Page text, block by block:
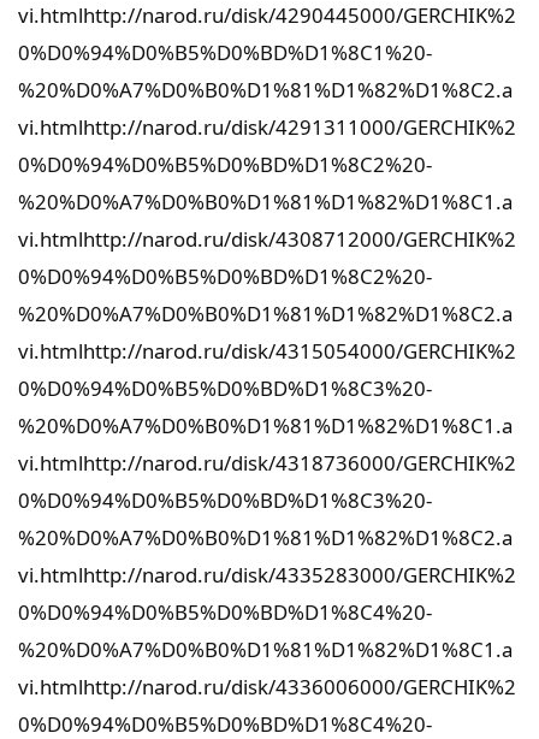
vi.htmlhttp://narod.ru/disk/4290445000/GERCHIK%2
0%D0%94%D0%B5%D0%BD%D1%8C1%20-
%20%D0%A7%D0%B0%D1%81%D1%82%D1%8C2.a
vi.htmlhttp://narod.ru/disk/4291311000/GERCHIK%2
0%D0%94%D0%B5%D0%BD%D1%8C2%20-
%20%D0%A7%D0%B0%D1%81%D1%82%D1%8C1.a
vi.htmlhttp://narod.ru/disk/4308712000/GERCHIK%2
0%D0%94%D0%B5%D0%BD%D1%8C2%20-
%20%D0%A7%D0%B0%D1%81%D1%82%D1%8C2.a
vi.htmlhttp://narod.ru/disk/4315054000/GERCHIK%2
0%D0%94%D0%B5%D0%BD%D1%8C3%20-
%20%D0%A7%D0%B0%D1%81%D1%82%D1%8C1.a
vi.htmlhttp://narod.ru/disk/4318736000/GERCHIK%2
0%D0%94%D0%B5%D0%BD%D1%8C3%20-
%20%D0%A7%D0%B0%D1%81%D1%82%D1%8C2.a
vi.htmlhttp://narod.ru/disk/4335283000/GERCHIK%2
0%D0%94%D0%B5%D0%BD%D1%8C4%20-
%20%D0%A7%D0%B0%D1%81%D1%82%D1%8C1.a
vi.htmlhttp://narod.ru/disk/4336006000/GERCHIK%2
0%D0%94%D0%B5%D0%BD%D1%8C4%20-